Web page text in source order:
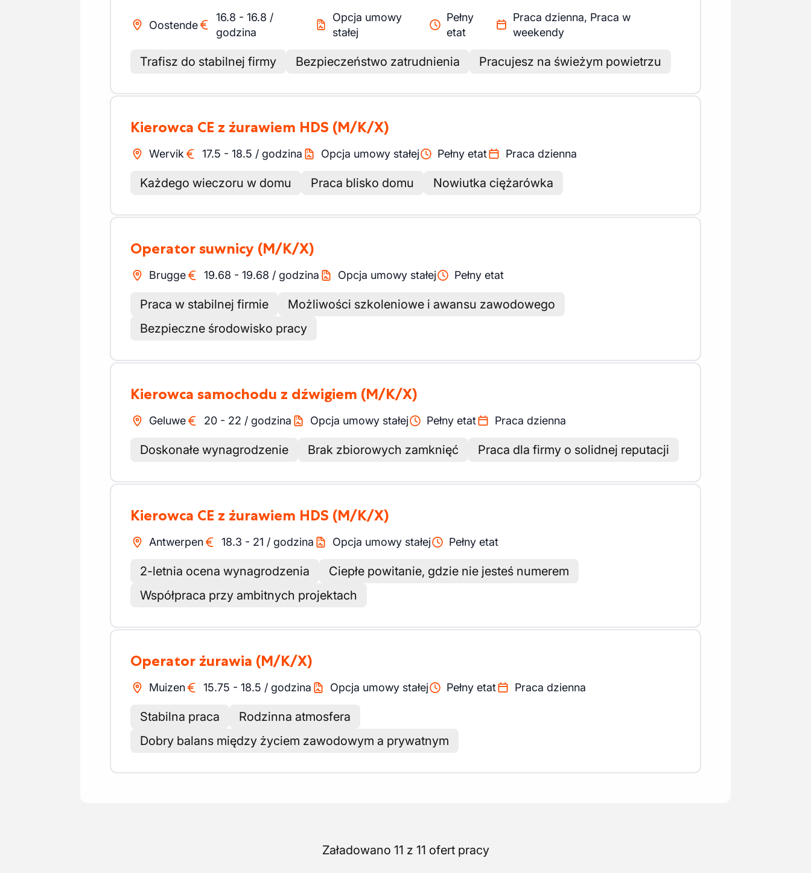
Oostende
16.8 - 16.8 /
godzina
Opcja umowy
stałej
Pełny
etat
Praca dzienna, Praca w
weekendy
Trafisz do stabilnej firmy Bezpieczeństwo zatrudnienia Pracujesz na świeżym powietrzu
Kierowca CE z żurawiem HDS (M/K/X)
Wervik 17.5 - 18.5 / godzina Opcja umowy stałej Pełny etat Praca dzienna
Każdego wieczoru w domu Praca blisko domu Nowiutka ciężarówka
Operator suwnicy (M/K/X)
Brugge 19.68 - 19.68 / godzina Opcja umowy stałej Pełny etat
Praca w stabilnej firmie
Możliwości szkoleniowe i awansu zawodowego
Bezpieczne środowisko pracy
Kierowca samochodu z dźwigiem (M/K/X)
Geluwe 20 - 22 / godzina Opcja umowy stałej Pełny etat Praca dzienna
Doskonałe wynagrodzenie Brak zbiorowych zamknięć Praca dla firmy o solidnej reputacji
Kierowca CE z żurawiem HDS (M/K/X)
Antwerpen 18.3 - 21 / godzina Opcja umowy stałej Pełny etat
2-letnia ocena wynagrodzenia
Ciepłe powitanie, gdzie nie jesteś numerem
Współpraca przy ambitnych projektach
Operator żurawia (M/K/X)
Muizen 15.75 - 18.5 / godzina Opcja umowy stałej Pełny etat Praca dzienna
Stabilna praca
Rodzinna atmosfera
Dobry balans między życiem zawodowym a prywatnym
Załadowano 11 z 11 ofert pracy